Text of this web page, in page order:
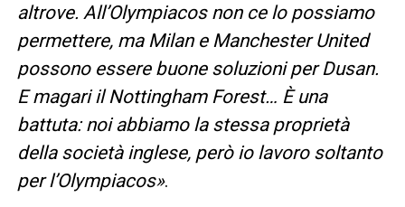
altrove. All’Olympiacos non ce lo possiamo
permettere, ma Milan e Manchester United
possono essere buone soluzioni per Dusan.
E magari il Nottingham Forest… È una
battuta: noi abbiamo la stessa proprietà
della società inglese, però io lavoro soltanto
per l’Olympiacos».